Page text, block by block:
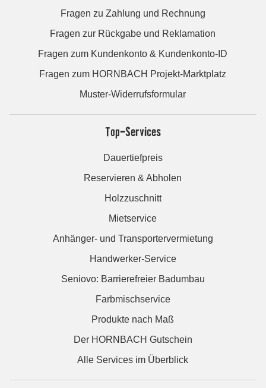
Fragen zu Zahlung und Rechnung
Fragen zur Rückgabe und Reklamation
Fragen zum Kundenkonto & Kundenkonto-ID
Fragen zum HORNBACH Projekt-Marktplatz
Muster-Widerrufsformular
Top-Services
Dauertiefpreis
Reservieren & Abholen
Holzzuschnitt
Mietservice
Anhänger- und Transportervermietung
Handwerker-Service
Seniovo: Barrierefreier Badumbau
Farbmischservice
Produkte nach Maß
Der HORNBACH Gutschein
Alle Services im Überblick